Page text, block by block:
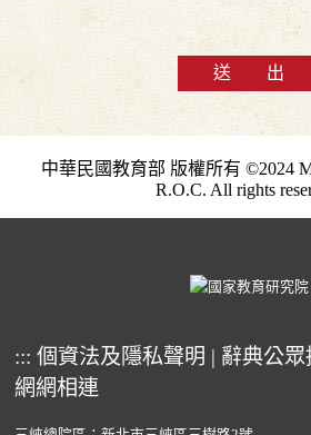
送 出
中華民國教育部 版權所有 ©2024
R.O.C. All rights
::: 個資法及隱私聲明 | 辭典公眾
網網相連